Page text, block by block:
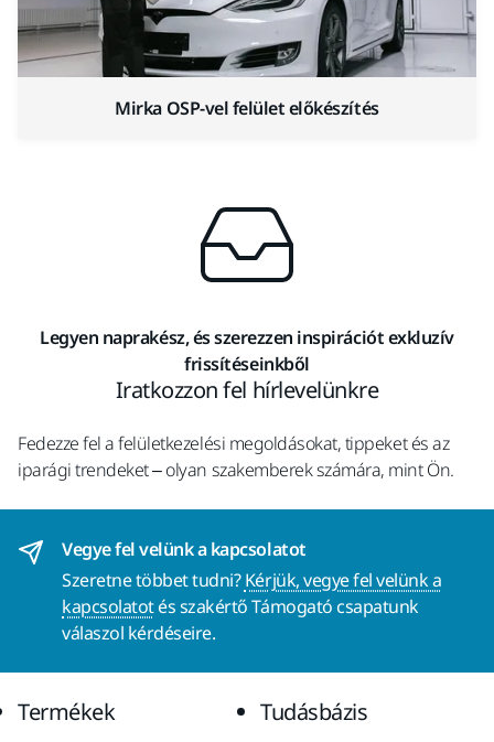
Mirka OSP-vel felület előkészítés
Legyen naprakész, és szerezzen inspirációt exkluzív
frissítéseinkből
Iratkozzon fel hírlevelünkre
Fedezze fel a felületkezelési megoldásokat, tippeket és az
iparági trendeket – olyan szakemberek számára, mint Ön.
Vegye fel velünk a kapcsolatot
Szeretne többet tudni?Kérjük, vegye fel velünk a
kapcsolatotés szakértő Támogató csapatunk
válaszol kérdéseire.
Termékek Tudásbázis